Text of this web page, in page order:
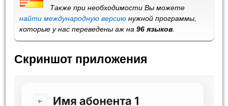
Также при необходимости Вы можете
найти международную версию нужной программы,
которые у нас переведены аж на96 языков
Скриншот приложения